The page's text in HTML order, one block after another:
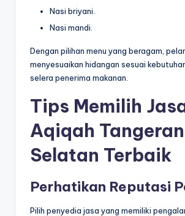
Nasi briyani.
Nasi mandi.
Dengan pilihan menu yang beragam,
menyesuaikan hidangan sesuai
selera penerima makanan.
Tips Memilih
Aqiqah
Selatan Terbaik
Perhatikan Reputasi
Pilih penyedia jasa yang memiliki